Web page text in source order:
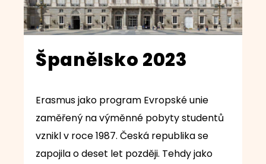
Španělsko 2023
Erasmus jako program Evropské unie
zaměřený na výměnné pobyty studentů
vznikl v roce 1987. Česká republika se
zapojila o deset let později. Tehdy jako